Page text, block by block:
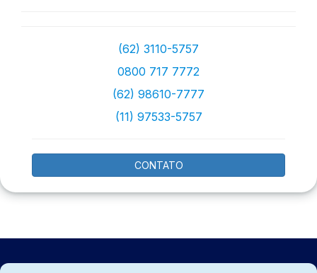
(62) 3110-5757
0800 717 7772
(62) 98610-7777
(11) 97533-5757
CONTATO